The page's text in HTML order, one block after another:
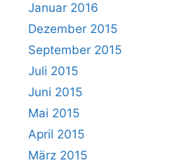
Januar 2016
Dezember 2015
September 2015
Juli 2015
Juni 2015
Mai 2015
April 2015
März 2015